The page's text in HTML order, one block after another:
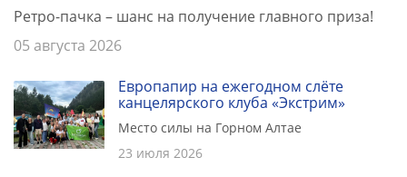
Ретро-пачка – шанс на получение главного приза!
05 августа 2026
Европапир на ежегодном слёте
канцелярского клуба «Экстрим»
Место силы на Горном Алтае
23 июля 2026